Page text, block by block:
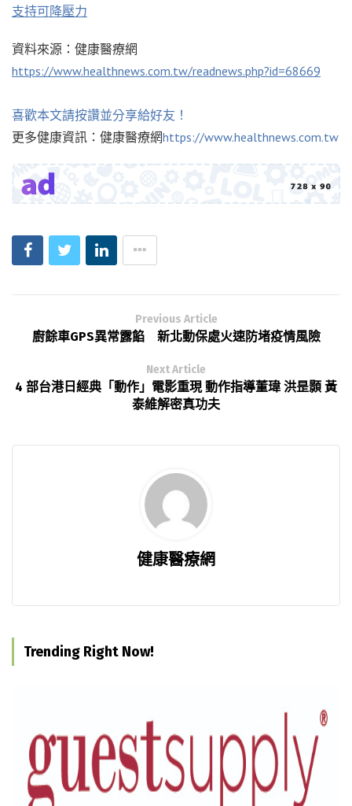
支持可降壓力
資料來源：健康醫療網
https://www.healthnews.com.tw/readnews.php?id=68669
喜歡本文請按讚並分享給好友！
更多健康資訊：健康醫療網https://www.healthnews.com.tw
Previous Article
廚餘車GPS異常露餡 新北動保處火速防堵疫情風險
Next Article
4 部台港日經典「動作」電影重現 動作指導董瑋 洪昰顥 黃
泰維解密真功夫
健康醫療網
Trending Right Now!